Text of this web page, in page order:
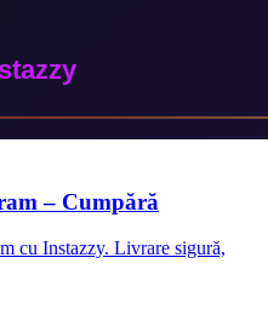
– Cumpără
cu Instazzy. Livrare sigură,